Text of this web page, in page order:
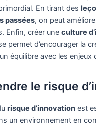
En tirant des
passées, on peut
Enfin, créer uneculture
permet d’encourager la
équilibre avec les enjeux
le risque
risque d’innovation est
un environnement en